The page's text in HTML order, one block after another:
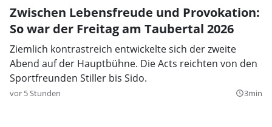
Zwischen Lebensfreude und Provokation:
So war der Freitag am Taubertal 2026
Ziemlich kontrastreich entwickelte sich der zweite
Abend auf der Hauptbühne. Die Acts reichten von den
Sportfreunden Stiller bis Sido.
vor 5 Stunden query_builder3min